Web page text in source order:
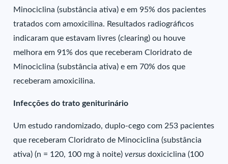
Minociclina (substância ativa) e em 95% dos pacientes
tratados com amoxicilina. Resultados radiográficos
indicaram que estavam livres (clearing) ou houve
melhora em 91% dos que receberam Cloridrato de
Minociclina (substância ativa) e em 70% dos que
receberam amoxicilina.
Infecções do trato geniturinário
Um estudo randomizado, duplo-cego com 253 pacientes
que receberam Cloridrato de Minociclina (substância
ativa) (n = 120, 100 mg à noite)versusdoxiciclina (100